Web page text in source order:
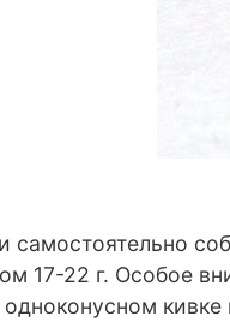
17-22 г. Особое
одноконусном